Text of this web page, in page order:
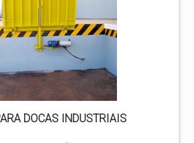
DOCAS INDUSTRIAIS